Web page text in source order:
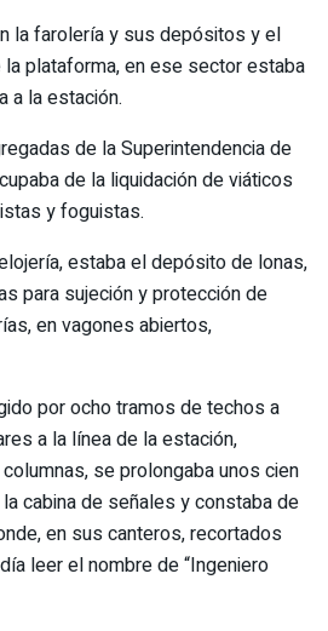
la farolería y sus depósitos y el
plataforma, en ese sector estaba
a la estación.
de la Superintendencia de
de la liquidación de viáticos
y foguistas.
estaba el depósito de lonas,
para sujeción y protección de
en vagones abiertos,
por ocho tramos de techos a
a la línea de la estación,
se prolongaba unos cien
cabina de señales y constaba de
en sus canteros, recortados
leer el nombre de “Ingeniero